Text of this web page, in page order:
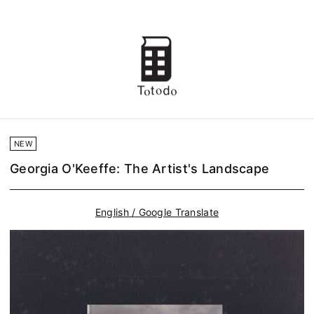
NEW
Georgia O'Keeffe: The Artist's Landscape
English / Google Translate